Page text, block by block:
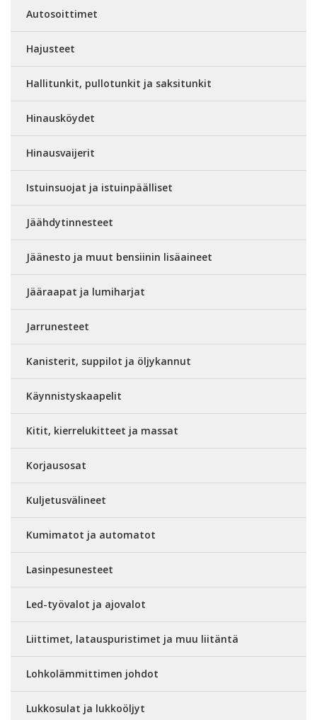
Autosoittimet
Hajusteet
Hallitunkit, pullotunkit ja saksitunkit
Hinausköydet
Hinausvaijerit
Istuinsuojat ja istuinpäälliset
Jäähdytinnesteet
Jäänesto ja muut bensiinin lisäaineet
Jääraapat ja lumiharjat
Jarrunesteet
Kanisterit, suppilot ja öljykannut
Käynnistyskaapelit
Kitit, kierrelukitteet ja massat
Korjausosat
Kuljetusvälineet
Kumimatot ja automatot
Lasinpesunesteet
Led-työvalot ja ajovalot
Liittimet, latauspuristimet ja muu liitäntä
Lohkolämmittimen johdot
Lukkosulat ja lukkoöljyt